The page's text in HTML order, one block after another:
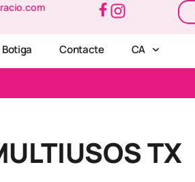
Botiga Contacte CA
TX